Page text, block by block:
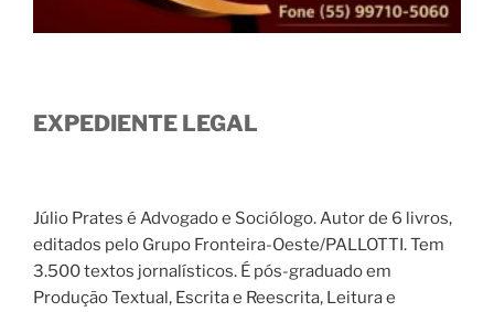
EXPEDIENTE LEGAL
Júlio Prates é Advogado e Sociólogo. Autor de 6 livros,
editados pelo Grupo Fronteira-Oeste/PALLOTTI. Tem
3.500 textos jornalísticos. É pós-graduado em
Produção Textual, Escrita e Reescrita, Leitura e